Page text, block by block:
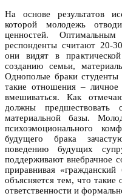
На основе результатов
которой молодежь
ценностей.
респонденты считают 20-
они видят в
созданию семьи,
Однополые браки
такие отношения –
вмешиваться. Как
должны предшествовать
материальной базы.
психоэмоционального
будущего брака
поведению будущих
поддерживают внебрачное
приравнивая
объясняется тем, что такие
ответственности и